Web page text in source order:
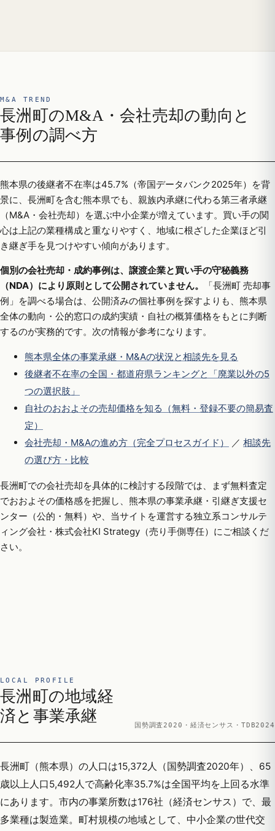
M&A TREND
長洲町のM&A・会社売却の動向と
事例の調べ方
熊本県の後継者不在率は45.7%（帝国データバンク2025年）を背
景に、長洲町を含む熊本県でも、親族内承継に代わる第三者承継
（M&A・会社売却）を選ぶ中小企業が増えています。買い手の関
心は上記の業種構成と重なりやすく、地域に根ざした企業ほど引
き継ぎ手を見つけやすい傾向があります。
個別の会社売却・成約事例は、譲渡企業と買い手の守秘義務
（NDA）により原則として公開されていません。
「長洲町 売却事
例」を調べる場合は、公開済みの個社事例を探すよりも、熊本県
全体の動向・公的窓口の成約実績・自社の概算価格をもとに判断
するのが実務的です。次の情報が参考になります。
熊本県全体の事業承継・M&Aの状況と相談先を見る
後継者不在率の全国・都道府県ランキングと「廃業以外の5
つの選択肢」
自社のおおよその売却価格を知る（無料・登録不要の簡易査
定）
会社売却・M&Aの進め方（完全プロセスガイド）
／ 相談先
の選び方・比較
長洲町での会社売却を具体的に検討する段階では、まず無料査定
でおおよその価格感を把握し、熊本県の事業承継・引継ぎ支援セ
ンター（公的・無料）や、当サイトを運営する独立系コンサルテ
ィング会社・株式会社KI Strategy（売り手側専任）にご相談くだ
さい。
LOCAL PROFILE
長洲町の地域経
済と事業承継
国勢調査2020・経済センサス・TDB2024
長洲町（熊本県）の人口は15,372人（国勢調査2020年）、65
歳以上人口5,492人で高齢化率35.7%は全国平均を上回る水準
にあります。市内の事業所数は176社（経済センサス）で、最
多業種は製造業。町村規模の地域として、中小企業の世代交